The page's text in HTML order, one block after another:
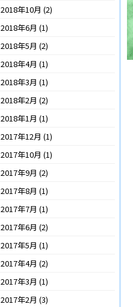
2018年10月 (2)
2018年6月 (1)
2018年5月 (2)
2018年4月 (1)
2018年3月 (1)
2018年2月 (2)
2018年1月 (1)
2017年12月 (1)
2017年10月 (1)
2017年9月 (2)
2017年8月 (1)
2017年7月 (1)
2017年6月 (2)
2017年5月 (1)
2017年4月 (2)
2017年3月 (1)
2017年2月 (3)